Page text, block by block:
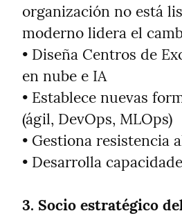
organización no está
moderno lidera el
• Diseña Centros de
en nube e IA
• Establece nuevas
(ágil, DevOps, MLOps)
• Gestiona resistencia
• Desarrolla
3. Socio estratégico